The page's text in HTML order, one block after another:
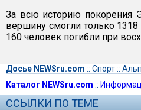
За всю историю покорения
вершину смогли только 1318
160 человек погибли при
Досье NEWSru.com :: Спорт::
Каталог NEWSru.com ::
ССЫЛКИ ПО ТЕМЕ